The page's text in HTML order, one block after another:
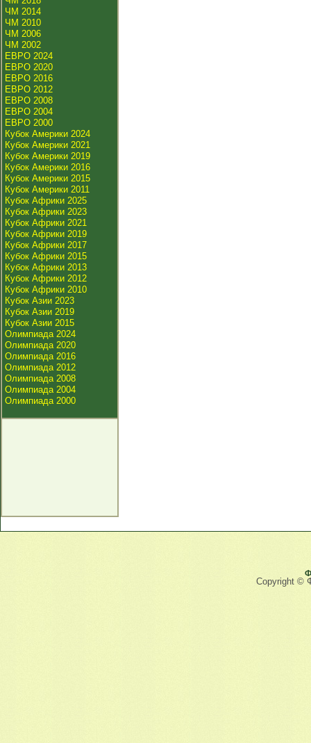
ЧМ 2014
ЧМ 2010
ЧМ 2006
ЧМ 2002
ЕВРО 2024
ЕВРО 2020
ЕВРО 2016
ЕВРО 2012
ЕВРО 2008
ЕВРО 2004
ЕВРО 2000
Кубок Америки 2024
Кубок Америки 2021
Кубок Америки 2019
Кубок Америки 2016
Кубок Америки 2015
Кубок Америки 2011
Кубок Африки 2025
Кубок Африки 2023
Кубок Африки 2021
Кубок Африки 2019
Кубок Африки 2017
Кубок Африки 2015
Кубок Африки 2013
Кубок Африки 2012
Кубок Африки 2010
Кубок Азии 2023
Кубок Азии 2019
Кубок Азии 2015
Олимпиада 2024
Олимпиада 2020
Олимпиада 2016
Олимпиада 2012
Олимпиада 2008
Олимпиада 2004
Олимпиада 2000
Copyright ©